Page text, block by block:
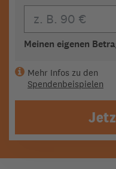
Meinen eigenen
Mehr Infos zu den
Spendenbeispielen